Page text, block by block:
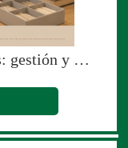
Proceso técnico en bibliotecas: gestión y desarrollo de la colección bibliográfica